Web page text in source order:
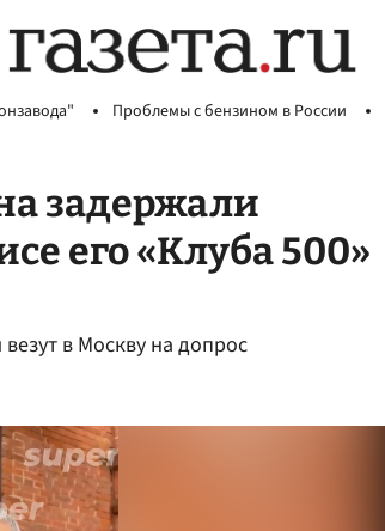
Проблемы с бензином в России
задержали
его «Клуба 500»
в Москву на допрос